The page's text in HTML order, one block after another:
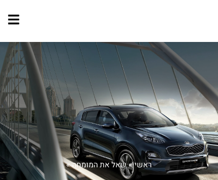
ראשי»שאל את המומחה»